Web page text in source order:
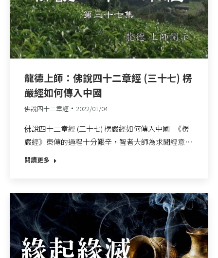
龍德上師：佛說四十二章經 (三十七) 楞
嚴經如何傳入中國
佛說四十二章經 2022/01/04
佛說四十二章經 (三十七) 楞嚴經如何傳入中國 《楞
嚴經》東傳的過程十分艱辛，智者大師為求聞經意…
閱讀更多